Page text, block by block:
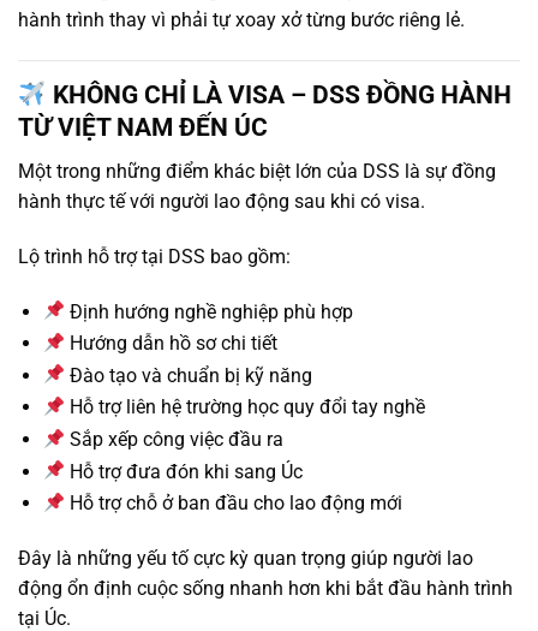
hành trình thay vì phải tự xoay xở từng bước riêng lẻ.
KHÔNG CHỈ LÀ VISA – DSS ĐỒNG HÀNH
TỪ VIỆT NAM ĐẾN ÚC
Một trong những điểm khác biệt lớn của DSS là sự đồng
hành thực tế với người lao động sau khi có visa.
Lộ trình hỗ trợ tại DSS bao gồm:
Định hướng nghề nghiệp phù hợp
Hướng dẫn hồ sơ chi tiết
Đào tạo và chuẩn bị kỹ năng
Hỗ trợ liên hệ trường học quy đổi tay nghề
Sắp xếp công việc đầu ra
Hỗ trợ đưa đón khi sang Úc
Hỗ trợ chỗ ở ban đầu cho lao động mới
Đây là những yếu tố cực kỳ quan trọng giúp người lao
động ổn định cuộc sống nhanh hơn khi bắt đầu hành trình
tại Úc.